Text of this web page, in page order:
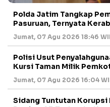
Polda Jatim Tangkap
Pasuruan, Ternyata
Jumat, 07 Agu 2026 18:46
Polisi Usut
Kursi Taman Milik
Jumat, 07 Agu 2026 16:04
Sidang Tuntutan Korupsi